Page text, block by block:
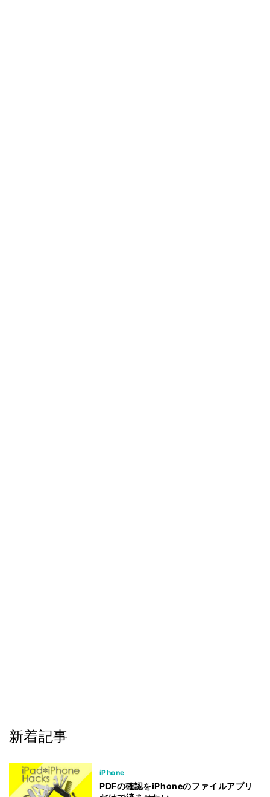
新着記事
iPhone
PDFの確認をiPhoneのファイルアプリ